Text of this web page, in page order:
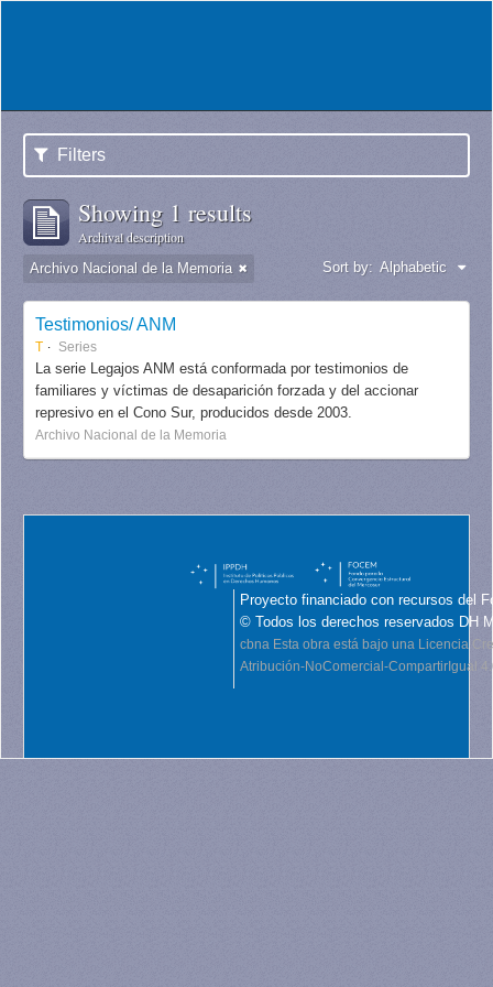
Filters
Showing 1 results
Archival description
Archivo Nacional de la Memoria Sort by: Alphabetic
Testimonios/ ANM
T Series
La serie Legajos ANM está conformada por testimonios de
familiares y víctimas de desaparición forzada y del accionar
represivo en el Cono Sur, producidos desde 2003.
Archivo Nacional de la Memoria
Proyecto financiado con recursos del
© Todos los derechos reservados DH
cbna Esta obra está bajo una Licencia
Atribución-NoComercial-CompartirIgual